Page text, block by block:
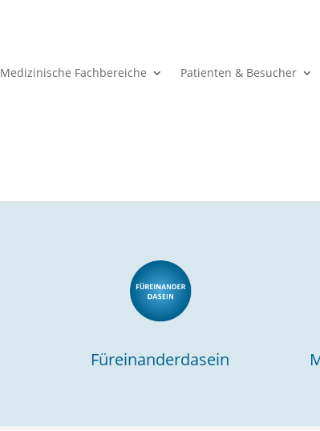
Medizinische Fachbereiche Patienten & Besucher
Füreinanderdasein